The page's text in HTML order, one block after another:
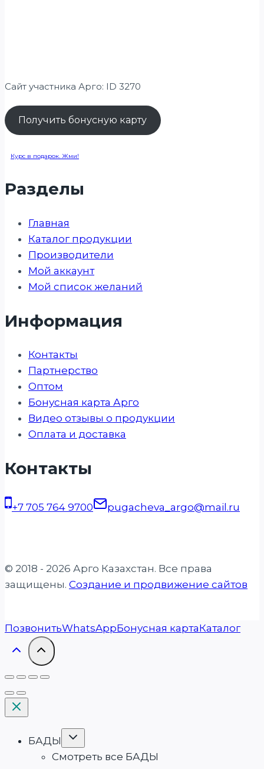
Сайт участника Арго: ID 3270
Получить бонусную карту
Курс в подарок. Жми!
Разделы
Главная
Каталог продукции
Производители
Мой аккаунт
Мой список желаний
Информация
Контакты
Партнерство
Оптом
Бонусная карта Арго
Видео отзывы о продукции
Оплата и доставка
Контакты
+7 705 764 9700 pugacheva_argo@mail.ru
© 2018 - 2026 Арго Казахстан. Все права
защищены. Создание и продвижение сайтов
ПозвонитьWhatsAppБонусная картаКаталог
БАДЫ
Переключить
Смотреть все БАДЫ